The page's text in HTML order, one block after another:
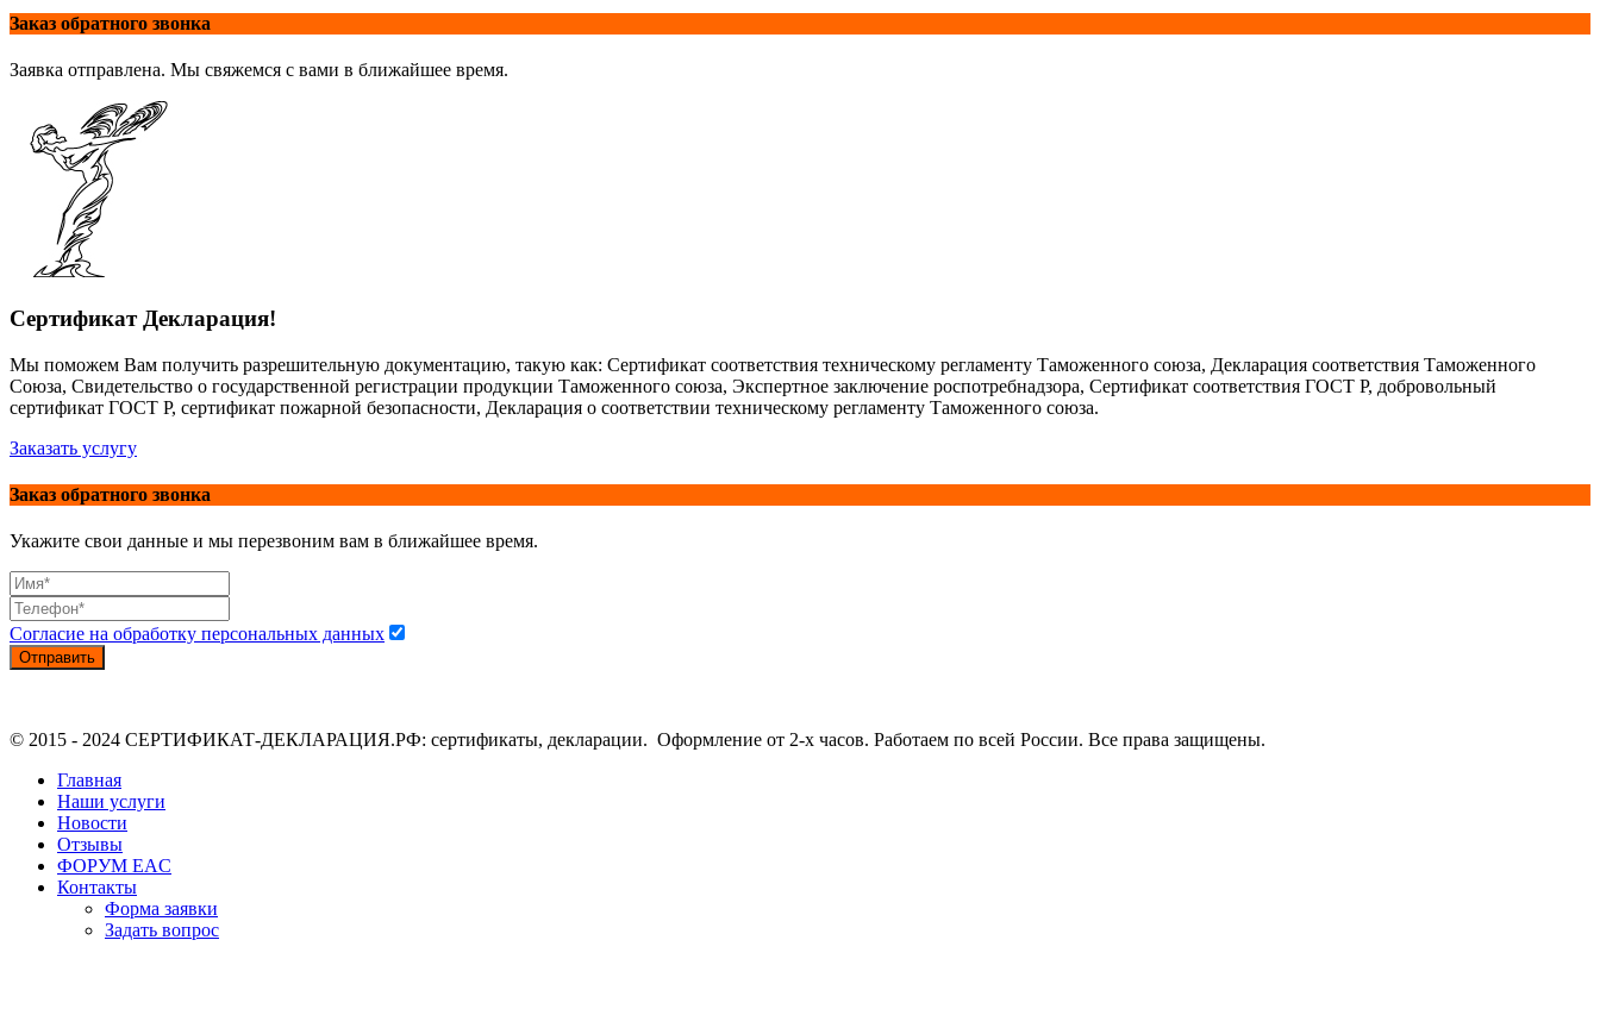
Заказ обратного звонка
Заявка отправлена. Мы свяжемся с вами в ближайшее время.
Сертификат Декларация!
Мы поможем Вам получить разрешительную документацию, такую как: Сертификат соответствия техническому регламенту Таможенного союза, Декларация соответствия Таможенного
Союза, Свидетельство о государственной регистрации продукции Таможенного союза, Экспертное заключение роспотребнадзора, Сертификат соответствия ГОСТ Р, добровольный
сертификат ГОСТ Р, сертификат пожарной безопасности, Декларация о соответствии техническому регламенту Таможенного союза.
Заказать услугу
Заказ обратного звонка
Укажите свои данные и мы перезвоним вам в ближайшее время.
Согласие на обработку персональных данных
Отправить
© 2015 - 2024 СЕРТИФИКАТ-ДЕКЛАРАЦИЯ.РФ: сертификаты, декларации. Оформление от 2-х часов. Работаем по всей России. Все права защищены.
Главная
Наши услуги
Новости
Отзывы
ФОРУМ EAC
Контакты
Форма заявки
Задать вопрос